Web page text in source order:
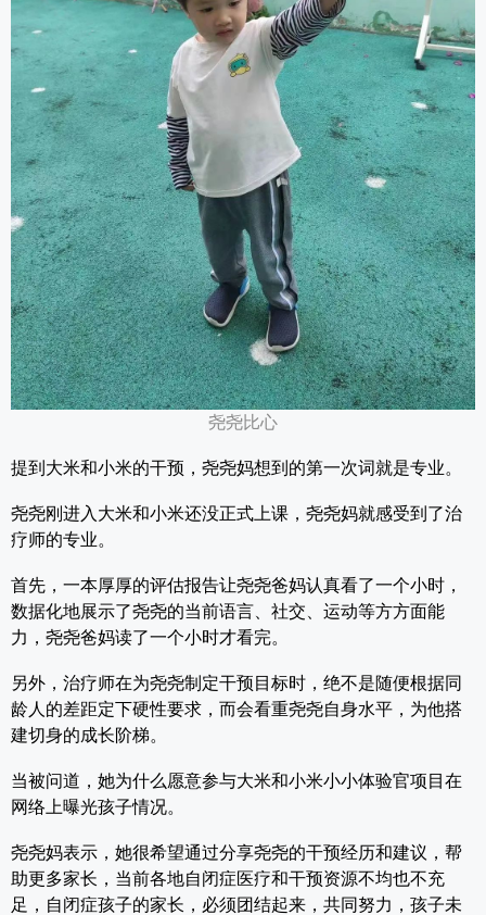
尧尧比心
提到大米和小米的干预，尧尧妈想到的第一次词就是专业。
尧尧刚进入大米和小米还没正式上课，尧尧妈就感受到了治
疗师的专业。
首先，一本厚厚的评估报告让尧尧爸妈认真看了一个小时，
数据化地展示了尧尧的当前语言、社交、运动等方方面能
力，尧尧爸妈读了一个小时才看完。
另外，治疗师在为尧尧制定干预 目标时，绝不是随便根据同
龄人的差距定下硬性要求，而会看重尧尧自身水平，为他搭
建切身的成长阶梯。
当被问道，她为什么愿意参与大米和小米小小体验官项目在
网络上曝光孩子情况。
尧尧妈表示，她很希望通过分享尧尧的干预经历和建议，帮
助更多家长，当前各地自闭症医疗和干预资源不均也不充
足，自闭症孩子的家长，必须团结起来，共同努力，孩子未